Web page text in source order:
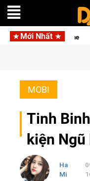
Mới Nhất
Palworld Online
MOBI
Tinh
kiện Ngũ
Ha
Mi